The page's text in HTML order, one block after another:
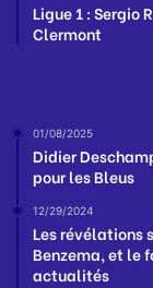
Ligue 1 : Sergio
Clermont
01/08/2025
Didier
pour les Bleus
12/29/2024
Les révélations
Benzema, et le
actualités